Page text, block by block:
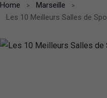
Home
Marseille
Les 10 Meilleurs Salles de